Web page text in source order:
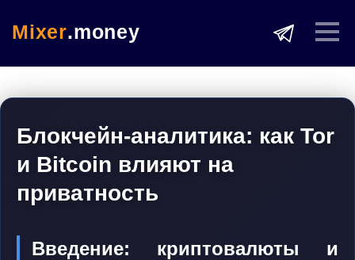
Mixer.money
Блокчейн-аналитика: как Tor
и Bitcoin влияют на
приватность
Введение: криптовалюты и